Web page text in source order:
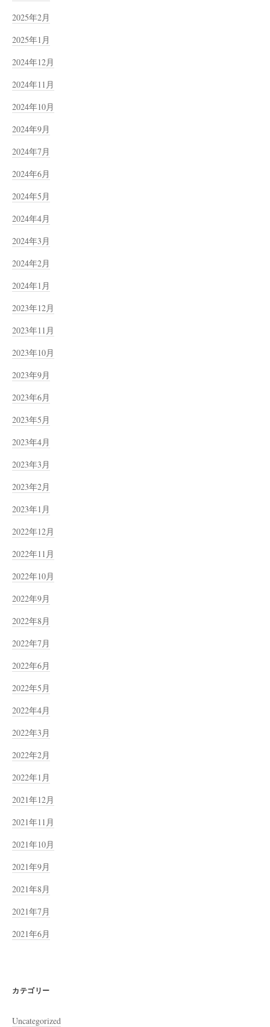
2025年2月
2025年1月
2024年12月
2024年11月
2024年10月
2024年9月
2024年7月
2024年6月
2024年5月
2024年4月
2024年3月
2024年2月
2024年1月
2023年12月
2023年11月
2023年10月
2023年9月
2023年6月
2023年5月
2023年4月
2023年3月
2023年2月
2023年1月
2022年12月
2022年11月
2022年10月
2022年9月
2022年8月
2022年7月
2022年6月
2022年5月
2022年4月
2022年3月
2022年2月
2022年1月
2021年12月
2021年11月
2021年10月
2021年9月
2021年8月
2021年7月
2021年6月
カテゴリー
Uncategorized